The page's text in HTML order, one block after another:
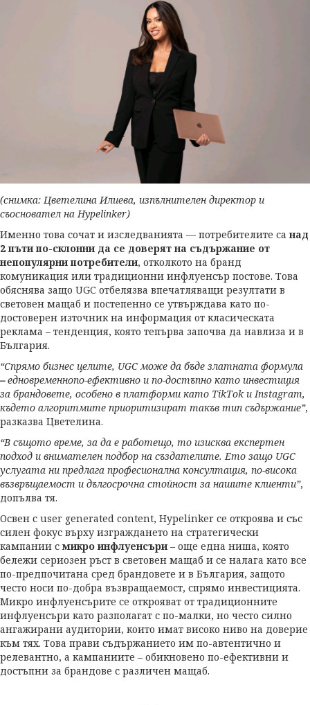
(снимка: Цветелина Илиева, изпълнителен директор и
съосновател на Hypelinker)
Именно това сочат и изследванията — потребителите санад
2 пъти по-склонни да се доверят на съдържание от
непопулярни потребители, отколкото на бранд
комуникация или традиционни инфлуенсър постове. Това
обяснява защо UGC отбелязва впечатляващи резултати в
световен мащаб и постепенно се утвърждава като по-
достоверен източник на информация от класическата
реклама – тенденция, която тепърва започва да навлиза и в
България.
“Спрямо бизнес целите, UGC може да бъде златната формула
–едновременнопо-ефективно и по-достъпно като инвестиция
за брандовете, особено в платформи като TikTok и Instagram,
където алгоритмите приоритизират такъв тип съдържание”,
разказва Цветелина.
“В същото време, за да е работещо, то изисква експертен
подход и внимателен подбор на създателите. Ето защо UGC
услугата ни предлага професионална консултация, по-висока
възвръщаемост и дългосрочна стойност за нашите клиенти”,
допълва тя.
Освен с user generated content, Hypelinker се откроява и със
силен фокус върху изграждането на стратегически
кампании смикро инфлуенсъри– още една ниша, която
бележи сериозен ръст в световен мащаб и се налага като все
по-предпочитана сред брандовете и в България, защото
често носи по-добра възвращаемост, спрямо инвестицията.
Микро инфлуенсърите се открояват от традиционните
инфлуенсъри като разполагат с по-малки, но често силно
ангажирани аудитории, които имат високо ниво на доверие
към тях. Това прави съдържанието им по-автентично и
релевантно, а кампаниите – обикновено по-ефективни и
достъпни за брандове с различен мащаб.